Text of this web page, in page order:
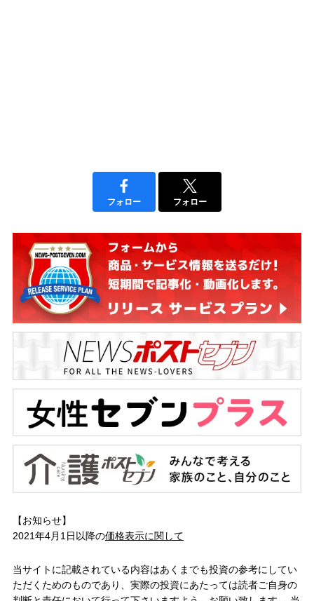
フォロー フォロー
【お知らせ】
2021年4月1日以降の価格表示に関して
当サイトに記載されている内容はあくまでも投資の参考にしてい
ただくためのものであり、実際の投資にあたっては読者ご自身の